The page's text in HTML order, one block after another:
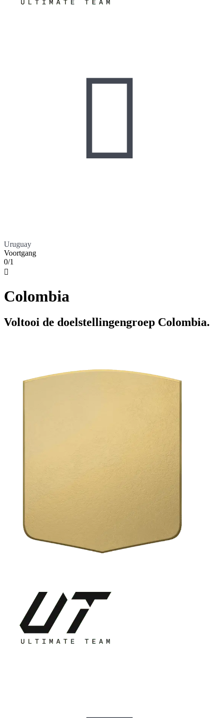

Uruguay
Voortgang
0/1

Colombia
Voltooi de doelstellingengroep Colombia.